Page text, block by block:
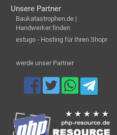
Unsere Partner
Baukatastrophen.de |
Handwerker finden
estugo - Hosting für Ihren Shopr
werde unser Partner